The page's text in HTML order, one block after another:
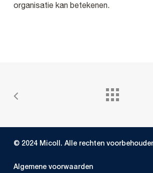
organisatie kan betekenen.
© 2024 Micoll. Alle rechten
Algemene voorwaarden